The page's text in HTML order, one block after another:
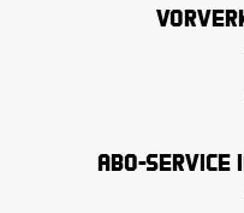
Abo-Service